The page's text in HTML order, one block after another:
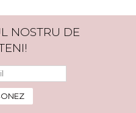
NOSTRU DE